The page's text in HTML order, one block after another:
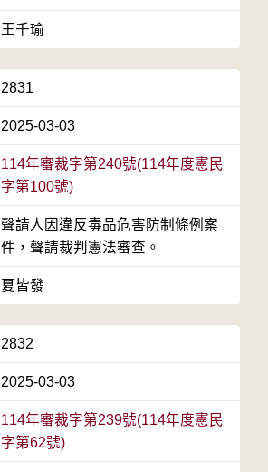
王千瑜
2831
2025-03-03
114年審裁字第240號(114年度憲民
字第100號)
聲請人因違反毒品危害防制條例案
件，聲請裁判憲法審查。
夏皆發
2832
2025-03-03
114年審裁字第239號(114年度憲民
字第62號)